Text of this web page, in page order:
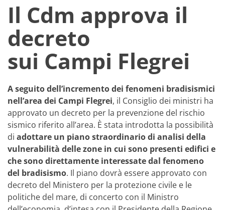
Il Cdm approva il
decreto
sui Campi Flegrei
A seguito dell’incremento dei fenomeni bradisismici
nell’area dei Campi Flegrei, il Consiglio dei ministri ha
approvato un decreto per la prevenzione del rischio
sismico riferito all’area. È stata introdotta la possibilità
di adottare un piano straordinario di analisi della
vulnerabilità delle zone in cui sono presenti edifici e
che sono direttamente interessate dal fenomeno
del bradisismo. Il piano dovrà essere approvato con
decreto del Ministero per la protezione civile e le
politiche del mare, di concerto con il Ministro